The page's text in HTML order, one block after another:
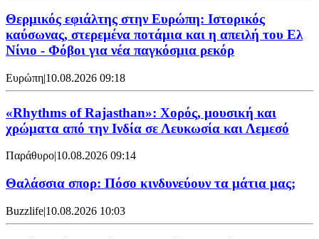
Θερμικός εφιάλτης στην Ευρώπη: Ιστορικός
καύσωνας, στερεμένα ποτάμια και η απειλή του Ελ
Νίνιο - Φόβοι για νέα παγκόσμια ρεκόρ
Ευρώπη|10.08.2026 09:18
«Rhythms of Rajasthan»: Χορός, μουσική και
χρώματα από την Ινδία σε Λευκωσία και Λεμεσό
Παράθυρο|10.08.2026 09:14
Θαλάσσια σπορ: Πόσο κινδυνεύουν τα μάτια μας;
Buzzlife|10.08.2026 10:03